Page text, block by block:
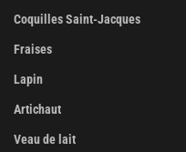
Coquilles Saint-Jacques
Fraises
Lapin
Artichaut
Veau de lait